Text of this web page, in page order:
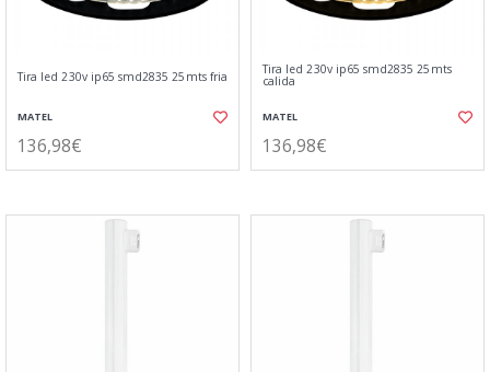
Tira led 230v ip65 smd2835 25mts fria
MATEL
136,98€
Tira led 230v ip65 smd2835 25mts
calida
MATEL
136,98€